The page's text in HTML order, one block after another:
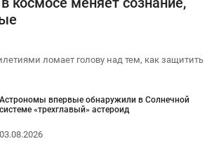
ломает голову над тем, как защитить
Астрономы впервые обнаружили в Солнечной
системе «трехглавый» астероид
03.08.2026